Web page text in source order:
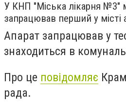
У КНП "Міська лікарня №3"
запрацював перший у місті
Апарат запрацював у
знаходиться в
Про це повідомляє
рада.